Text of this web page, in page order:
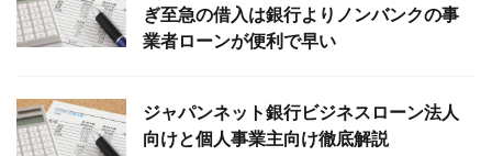
ぎ至急の借入は銀行よりノンバンクの事
業者ローンが便利で早い
ジャパンネット銀行ビジネスローン法人
向けと個人事業主向け徹底解説